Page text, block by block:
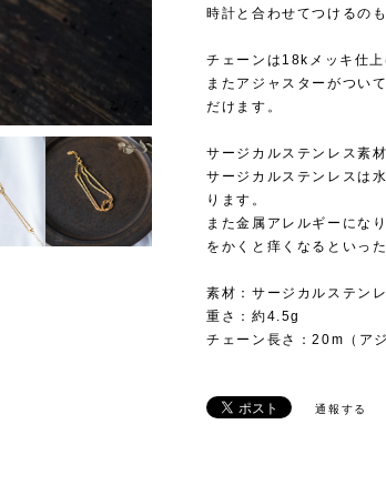
3
時計と合わせてつけるの
チェーンは18kメッキ仕上
またアジャスターがつい
だけます。
サージカルステンレス素材
サージカルステンレスは
ります。
また金属アレルギーにな
をかくと痒くなるといっ
素材：サージカルステン
重さ：約4.5g
チェーン長さ：20m（ア
通報する